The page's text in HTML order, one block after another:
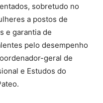
sobretudo no
a postos de
e garantia de
pelo desempenho
geral de
e Estudos do